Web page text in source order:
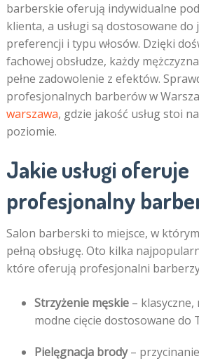
barberskie oferują indywidualne
klienta, a usługi są dostosowane
preferencji i typu włosów. Dzięki
fachowej obsłudze, każdy
pełne zadowolenie z efektów.
profesjonalnych barberów w
warszawa, gdzie jakość usług stoi
poziomie.
Jakie usługi oferuje
profesjonalny
Salon barberski to miejsce, w
pełną obsługę. Oto kilka
które oferują profesjonalni
Strzyżenie męskie– klasyczne,
modne cięcie dostosowane do
Pielęgnacja brody–